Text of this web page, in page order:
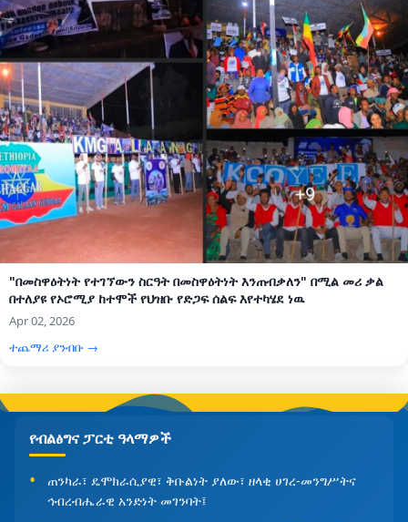
"በመስዋዕትነት የተገኘውን ስርዓት በመስዋዕትነት እንጠብቃለን" በሚል መሪ ቃል
በተለያዩ የኦሮሚያ ከተሞች የህዝቡ የድጋፍ ሰልፍ እየተካሄደ ነዉ
Apr 02, 2026
ተጨማሪ ያንብቡ →
የብልፅግና ፓርቲ ዓላማዎች
ጠንካራ፣ ዴሞክራሲያዊ፣ ቅቡልነት ያለው፣ ዘላቂ ሀገረ-መንግሥትና
ኅብረብሔራዊ አንድነት መገንባት፤